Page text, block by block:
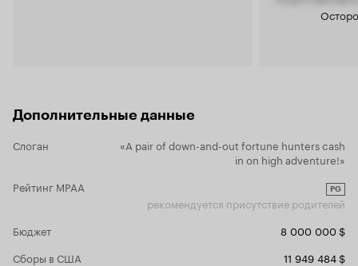
ацтеков.
' -
смотреть
друзьями,
будет
героям
Дополнительные данные
Слоган
«A pair of down-and-out fortune hunters cash
in on high adventure!»
Рейтинг MPAA
PG
рекомендуется присутствие родителей
Бюджет
8 000 000 $
Сборы в США
11 949 484 $